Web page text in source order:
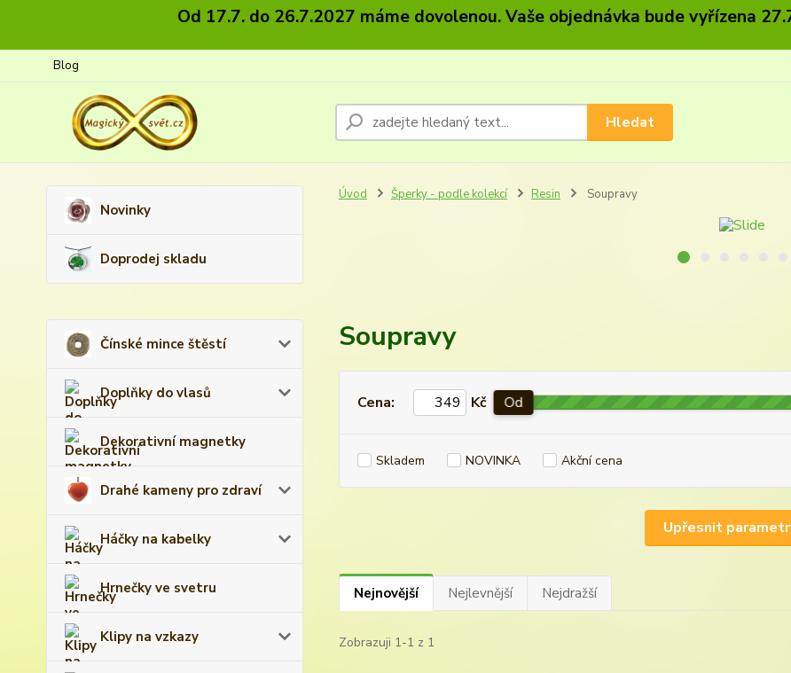
Od 17.7. do 26.7.2027 máme dovolenou. Vaše objednávka bude vyřízena
Blog
Hledat
Novinky
Doprodej skladu
Čínské mince štěstí
Doplňky do vlasů
Dekorativní magnetky
Drahé kameny pro zdraví
Háčky na kabelky
Hrnečky ve svetru
Klipy na vzkazy
Úvod Šperky - podle kolekcí Resin Soupravy
Soupravy
Upřesnit
Cena: Kč Od
Skladem NOVINKA Akční cena
Nejnovější Nejlevnější Nejdražší
Zobrazuji 1-1 z 1